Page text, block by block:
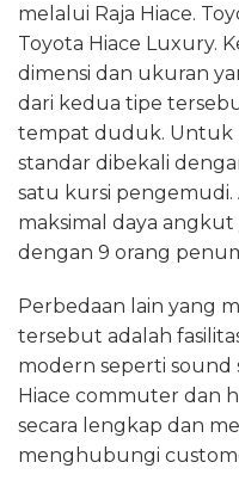
melalui Raja Hiace.
Toyota Hiace Luxury.
dimensi dan ukuran
dari kedua tipe
tempat duduk. Untuk
standar dibekali
satu kursi
maksimal daya angkut
dengan 9 orang
Perbedaan lain yang
tersebut adalah
modern seperti sound
Hiace commuter dan
secara lengkap dan
menghubungi